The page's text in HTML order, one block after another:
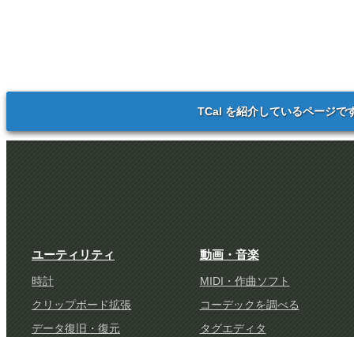
TCal を紹介しているページで
ユーティリティ
時計
クリップボード拡張
データ復旧・復元
動画・音楽
MIDI・作曲ソフト
コーデックを調べる
タグエディタ